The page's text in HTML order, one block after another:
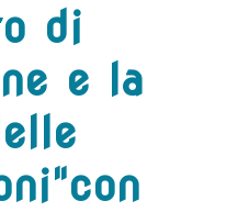
di
e la